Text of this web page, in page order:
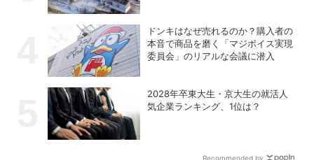
ドンキはなぜ売れるのか？購入者の
本音で商品を磨く「マジボイス実現
委員会」のリアルな会議に潜入
2028年卒東大生・京大生の就活人
気企業ランキング、1位は？
Recommended by